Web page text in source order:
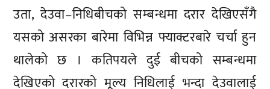
उता, देउवा–निधिबीचको सम्बन्धमा दरार देखिएसँगै
यसको असरका बारेमा विभिन्न फ्याक्टरबारे चर्चा हुन
थालेको छ । कतिपयले दुई बीचको सम्बन्धमा
देखिएको दरारको मूल्य निधिलाई भन्दा देउवालाई